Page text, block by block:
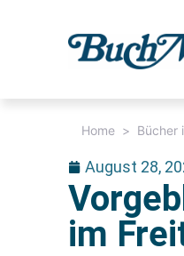
Home > Bücher
August 28,
im